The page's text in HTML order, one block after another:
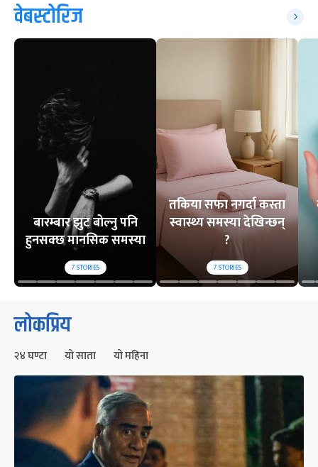
वेबस्टोरिज
बारम्बार झुट बोल्नु पनि
हुनसक्छ मानसिक समस्या
7STORIES
तकिया सफा नगर्दा कस्ता
स्वास्थ्य समस्या देखिन्छन्
?
7STORIES
लोकप्रिय
२४ घण्टा यो साता यो महिना